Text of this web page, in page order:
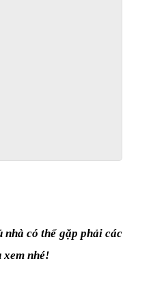
có thể gặp phải các
xem nhé!